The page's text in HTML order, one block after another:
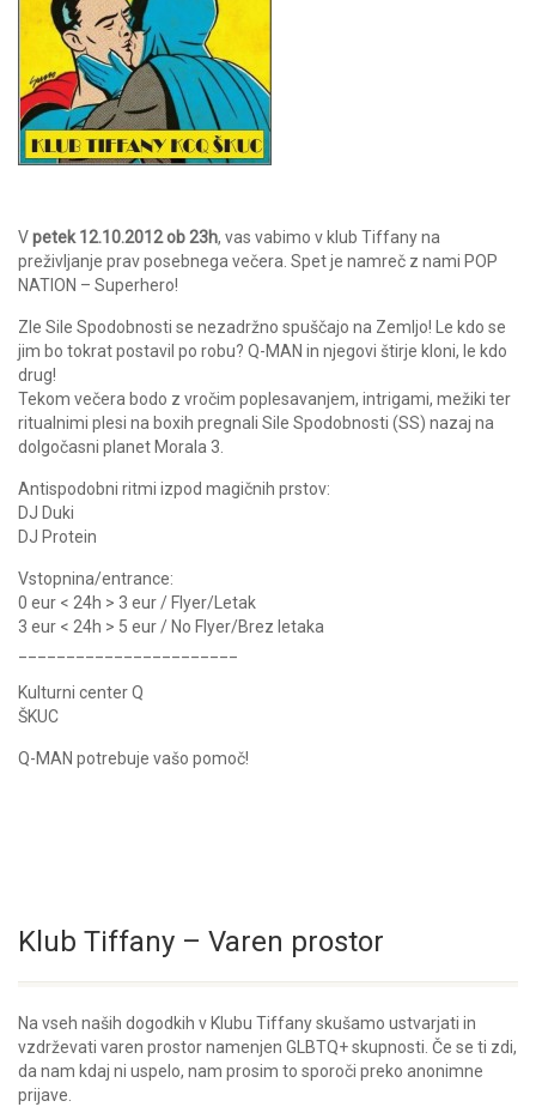
Vpetek 12.10.2012ob 23h, vas vabimo v klub Tiffany na
preživljanje prav posebnega večera. Spet je namreč z nami POP
NATION – Superhero!
Zle Sile Spodobnosti se nezadržno spuščajo na Zemljo! Le kdo se
jim bo tokrat postavil po robu? Q-MAN in njegovi štirje kloni, le kdo
drug!
Tekom večera bodo z vročim poplesavanjem, intrigami, mežiki ter
ritualnimi plesi na boxih pregnali Sile Spodobnosti (SS) nazaj na
dolgočasni planet Morala 3.
Antispodobni ritmi izpod magičnih prstov:
DJ Duki
DJ Protein
Vstopnina/entrance:
0 eur < 24h > 3 eur / Flyer/Letak
3 eur < 24h > 5 eur / No Flyer/Brez letaka
Kulturni center Q
ŠKUC
Q-MAN potrebuje vašo pomoč!
Klub Tiffany – Varen prostor
Na vseh naših dogodkih v Klubu Tiffany skušamo ustvarjati in
vzdrževati varen prostor namenjen GLBTQ+ skupnosti. Če se ti zdi,
da nam kdaj ni uspelo, nam prosim to sporoči preko anonimne
prijave.